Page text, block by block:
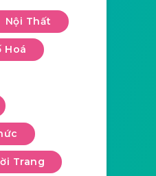
Nội Thất
Hoá
Trang